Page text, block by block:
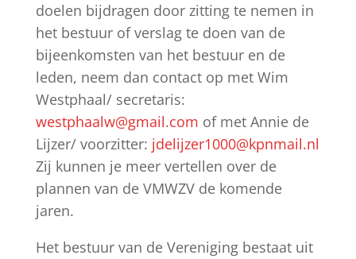
doelen bijdragen door zitting te nemen in
het bestuur of verslag te doen van de
bijeenkomsten van het bestuur en de
leden, neem dan contact op met Wim
Westphaal/ secretaris:
westphaalw@gmail.com of met Annie de
Lijzer/ voorzitter: jdelijzer1000@kpnmail.nl
Zij kunnen je meer vertellen over de
plannen van de VMWZV de komende
jaren.
Het bestuur van de Vereniging bestaat uit